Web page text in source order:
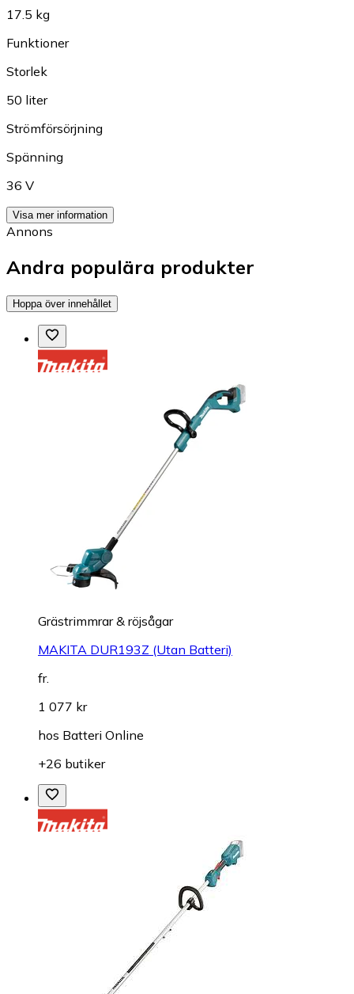
17.5 kg
Funktioner
Storlek
50 liter
Strömförsörjning
Spänning
36 V
Visa mer information
Annons
Andra populära produkter
Hoppa över innehållet
Grästrimmrar & röjsågar
MAKITA DUR193Z (Utan Batteri)
fr.
1 077 kr
hos Batteri Online
+26 butiker